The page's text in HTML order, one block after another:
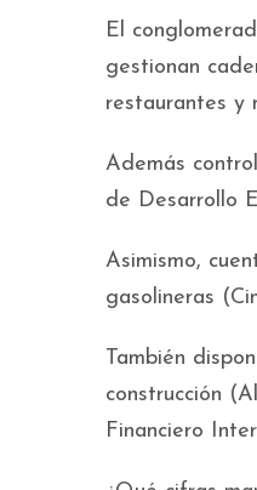
El
gestionan
restaurantes y
Además
de Desarrollo
Asimismo,
gasolineras
También
construcción
Financiero